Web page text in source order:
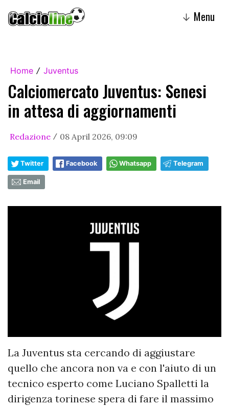
↓ Menu
Home / Juventus
Calciomercato Juventus: Senesi
in attesa di aggiornamenti
Redazione / 08 April 2026, 09:09
Twitter Facebook Whatsapp Telegram
Email
La Juventus sta cercando di aggiustare
quello che ancora non va e con l'aiuto di un
tecnico esperto come Luciano Spalletti la
dirigenza torinese spera di fare il massimo